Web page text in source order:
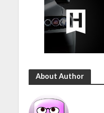
About Author